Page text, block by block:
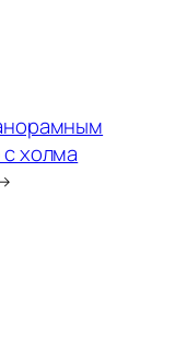
холма